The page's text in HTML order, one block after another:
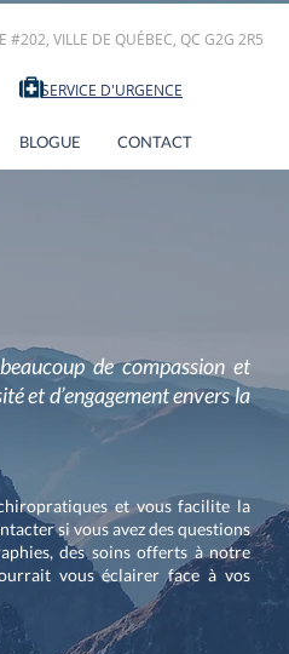
#202, VILLE DE QUÉBEC, QC G2G 2R5
SERVICE D'URGENCE
BLOGUE CONTACT
de compassion et
et d’engagement envers la
et vous facilite la
si vous avez des questions
des soins offerts à notre
vous éclairer face à vos